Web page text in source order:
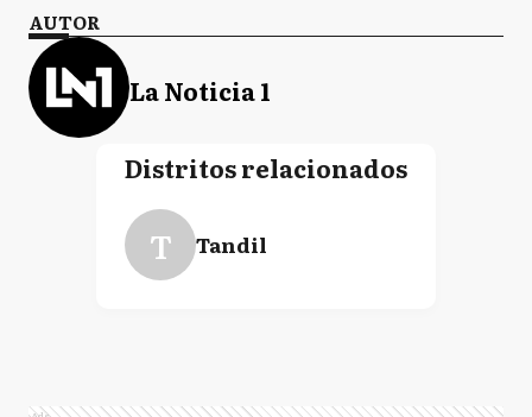
AUTOR
La Noticia 1
Distritos relacionados
T Tandil